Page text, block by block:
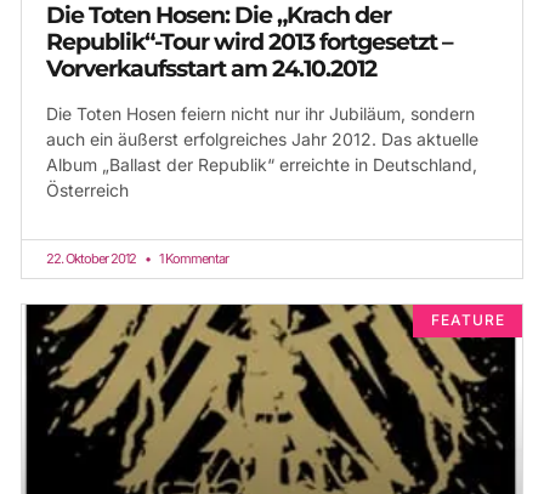
Die Toten Hosen: Die „Krach der
Republik“-Tour wird 2013 fortgesetzt –
Vorverkaufsstart am 24.10.2012
Die Toten Hosen feiern nicht nur ihr Jubiläum, sondern
auch ein äußerst erfolgreiches Jahr 2012. Das aktuelle
Album „Ballast der Republik“ erreichte in Deutschland,
Österreich
22. Oktober 2012 1 Kommentar
FEATURE